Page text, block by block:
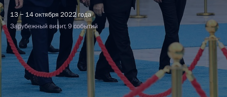
13 − 14 октября 2022 года
Зарубежный визит, 9 событий